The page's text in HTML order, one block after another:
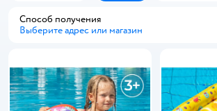
Способ получения
Выберите адрес или магазин